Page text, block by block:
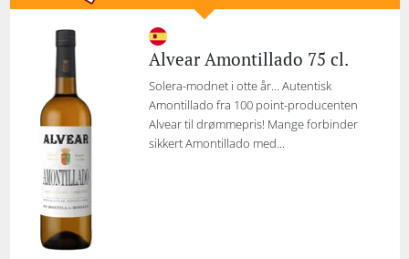
Alvear Amontillado 75 cl.
Solera-modnet i otte år… Autentisk
Amontillado fra 100 point-producenten
Alvear til drømmepris! Mange forbinder
sikkert Amontillado med...